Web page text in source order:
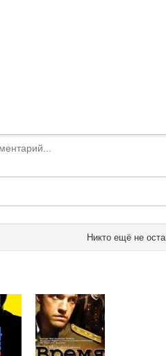
Никто ещё не